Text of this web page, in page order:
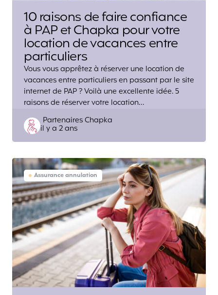
10 raisons de faire confiance
à PAP et Chapka pour votre
location de vacances entre
particuliers
Vous vous apprêtez à réserver une location de
vacances entre particuliers en passant par le site
internet de PAP ? Voilà une excellente idée. 5
raisons de réserver votre location…
Posted
by
Partenaires Chapka
il y a 2 ans
Assurance annulation